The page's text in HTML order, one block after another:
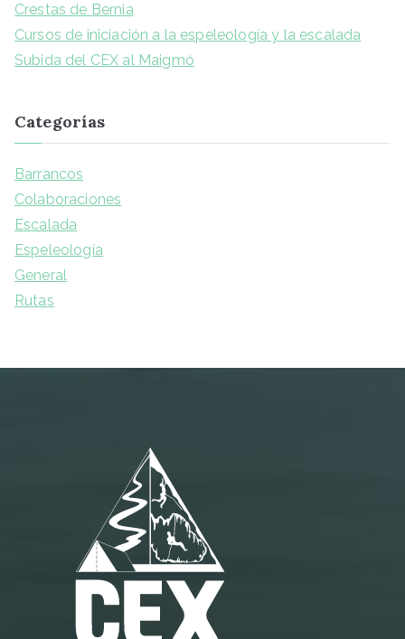
Crestas de Bernia
Cursos de iniciación a la espeleología y la escalada
Subida del CEX al Maigmó
Categorías
Barrancos
Colaboraciones
Escalada
Espeleología
General
Rutas